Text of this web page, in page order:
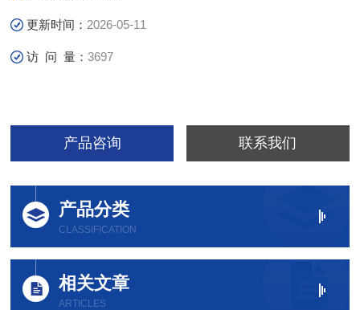
更新时间： 2026-05-11
访 问 量：3697
产品咨询 联系我们
产品分类
CLASSIFICATION
相关文章
ARTICLES